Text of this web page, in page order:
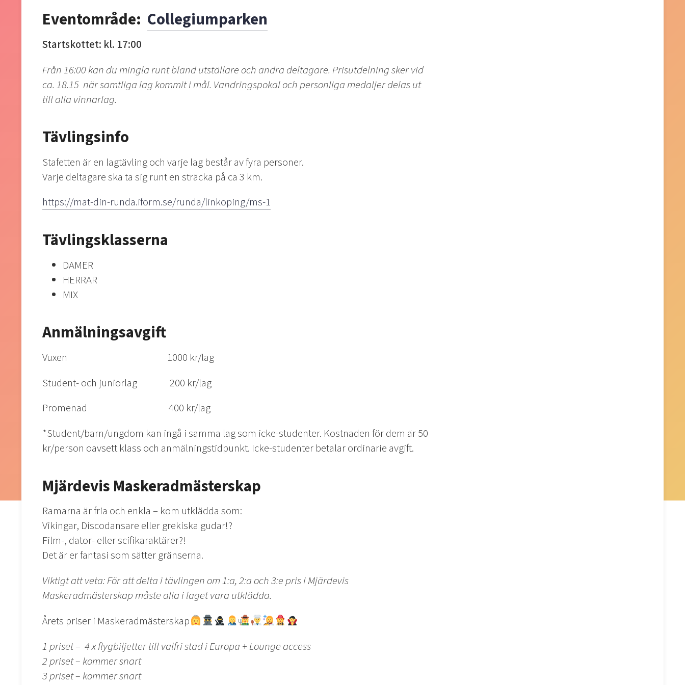
Eventområde: Collegiumparken
Startskottet: kl. 17:00
Från 16:00 kan du mingla runt bland utställare och andra deltagare. Prisutdelning sker vid
ca. 18.15 när samtliga lag kommit i mål. Vandringspokal och personliga medaljer delas ut
till alla vinnarlag.
Tävlingsinfo
Stafetten är en lagtävling och varje lag består av fyra personer.
Varje deltagare ska ta sig runt en sträcka på ca 3 km.
https://mat-din-runda.iform.se/runda/linkoping/ms-1
Tävlingsklasserna
DAMER
HERRAR
MIX
Anmälningsavgift
Vuxen 1000 kr/lag
Student- och juniorlag 200 kr/lag
Promenad 400 kr/lag
*Student/barn/ungdom kan ingå i samma lag som icke-studenter. Kostnaden för dem är 50
kr/person oavsett klass och anmälningstidpunkt. Icke-studenter betalar ordinarie avgift.
Mjärdevis Maskeradmästerskap
Ramarna är fria och enkla – kom utklädda som:
Vikingar, Discodansare eller grekiska gudar!?
Film-, dator- eller scifikaraktärer?!
Det är er fantasi som sätter gränserna.
Viktigt att veta: För att delta i tävlingen om 1:a, 2:a och 3:e pris i Mjärdevis
Maskeradmästerskap måste alla i laget vara utklädda.
Årets priser i Maskeradmästerskap
1 priset – 4 x flygbiljetter till valfri stad i Europa + Lounge access
2 priset – kommer snart
3 priset – kommer snart